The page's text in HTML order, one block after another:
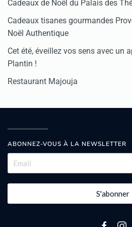
Cadeaux de Noël du Palais des
Cadeaux tisanes gourmandes
Noël Authentique
Cet été, éveillez vos sens avec un
Plantin !
Restaurant Majouja
ABONNEZ-VOUS À LA NEWSLETTER
S'abonner